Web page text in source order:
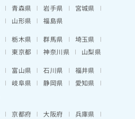
青森県 岩手県
宮城県
山形県
福島県
栃木県 群馬県
埼玉県
東京都 神奈川県
山梨県
富山県 石川県
福井県
岐阜県 静岡県
愛知県
京都府 大阪府
兵庫県